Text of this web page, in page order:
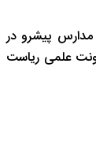
پیشرو در
علمی ریاست